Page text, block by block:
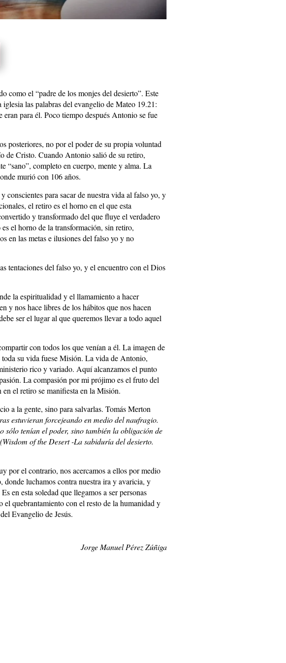
como el “padre de los monjes del desierto”. Este
las palabras del evangelio de Mateo 19.21:
eran para él. Poco tiempo después Antonio se fue
posteriores, no por el poder de su propia voluntad
de Cristo. Cuando Antonio salió de su retiro,
“sano”, completo en cuerpo, mente y alma. La
murió con 106 años.
conscientes para sacar de nuestra vida al falso yo, y
el retiro es el horno en el que esta
y transformado del que fluye el verdadero
el horno de la transformación, sin retiro,
en las metas e ilusiones del falso yo y no
tentaciones del falso yo, y el encuentro con el Dios
la espiritualidad y el llamamiento a hacer
y nos hace libres de los hábitos que nos hacen
ser el lugar al que queremos llevar a todo aquel
con todos los que venían a él. La imagen de
su vida fuese Misión. La vida de Antonio,
rico y variado. Aquí alcanzamos el punto
La compasión por mi prójimo es el fruto del
el retiro se manifiesta en la Misión.
a la gente, sino para salvarlas. Tomás Merton
estuvieran forcejeando en medio del naufragio.
sólo tenían el poder, sino también la obligación de
(Wisdom of the Desert -La sabiduría del desierto.
por el contrario, nos acercamos a ellos por medio
luchamos contra nuestra ira y avaricia, y
en esta soledad que llegamos a ser personas
el quebrantamiento con el resto de la humanidad y
Evangelio de Jesús.
Jorge Manuel Pérez Zúñiga